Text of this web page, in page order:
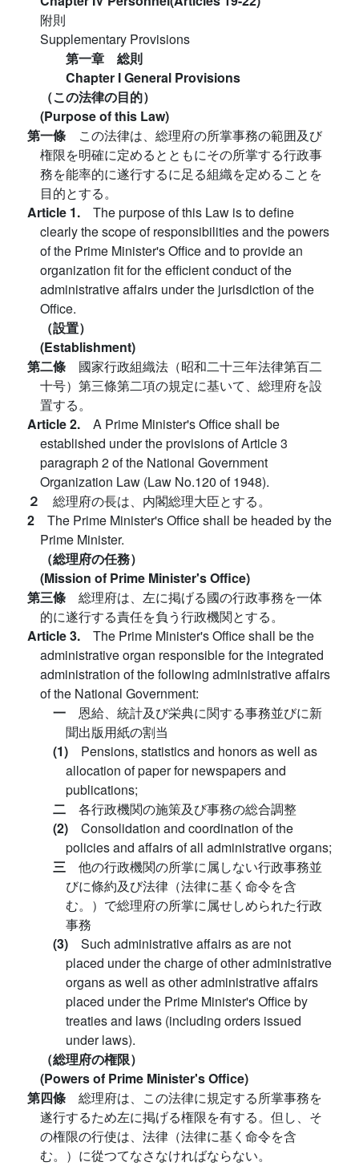
附則
Supplementary Provisions
第一章 総則
Chapter I General Provisions
（この法律の目的）
(Purpose of this Law)
第一條 この法律は、総理府の所掌事務の範囲及び
権限を明確に定めるとともにその所掌する行政事
務を能率的に遂行するに足る組織を定めることを
目的とする。
Article 1. The purpose of this Law is to define
clearly the scope of responsibilities and the powers
of the Prime Minister's Office and to provide an
organization fit for the efficient conduct of the
administrative affairs under the jurisdiction of the
Office.
（設置）
(Establishment)
第二條 國家行政組織法（昭和二十三年法律第百二
十号）第三條第二項の規定に基いて、総理府を設
置する。
Article 2. A Prime Minister's Office shall be
established under the provisions of Article 3
paragraph 2 of the National Government
Organization Law (Law No.120 of 1948).
２ 総理府の長は、内閣総理大臣とする。
2 The Prime Minister's Office shall be headed by the
Prime Minister.
（総理府の任務）
(Mission of Prime Minister's Office)
第三條 総理府は、左に掲げる國の行政事務を一体
的に遂行する責任を負う行政機関とする。
Article 3. The Prime Minister's Office shall be the
administrative organ responsible for the integrated
administration of the following administrative affairs
of the National Government:
一 恩給、統計及び栄典に関する事務並びに新
聞出版用紙の割当
(1) Pensions, statistics and honors as well as
allocation of paper for newspapers and
publications;
二 各行政機関の施策及び事務の総合調整
(2) Consolidation and coordination of the
policies and affairs of all administrative organs;
三 他の行政機関の所掌に属しない行政事務並
びに條約及び法律（法律に基く命令を含
む。）で総理府の所掌に属せしめられた行政
事務
(3) Such administrative affairs as are not
placed under the charge of other administrative
organs as well as other administrative affairs
placed under the Prime Minister's Office by
treaties and laws (including orders issued
under laws).
（総理府の権限）
(Powers of Prime Minister's Office)
第四條 総理府は、この法律に規定する所掌事務を
遂行するため左に掲げる権限を有する。但し、そ
の権限の行使は、法律（法律に基く命令を含
む。）に從つてなさなければならない。